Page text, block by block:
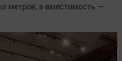
метров, а вместимость —